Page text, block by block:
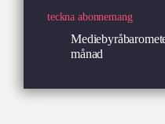
teckna abonnemang
månad